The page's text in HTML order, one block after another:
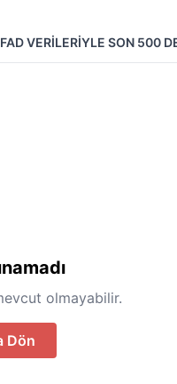
VERİLERİYLE SON 500
olmayabilir.
Dön